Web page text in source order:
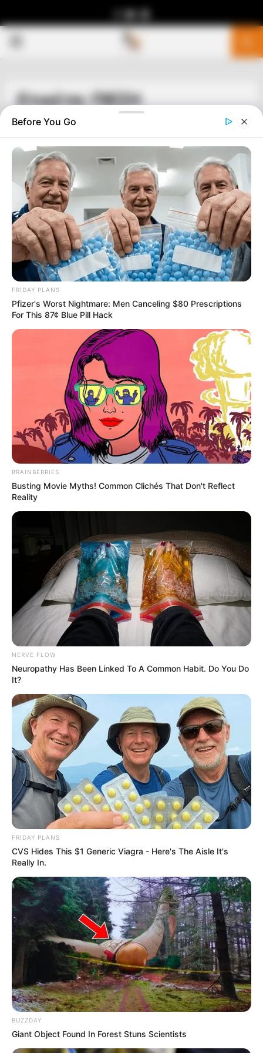
Ετικέτα: ΠΙΕΣΗ
ΑΠΟΨΕΙΣ ΙΣΤΟΡΙΑ
MΗ ΠΙΕΖΕΤΕ ΜΙΑ ΕΛΛΑΔΑ ΠΟΥ ΗΔΗ ΕΧΕΙ
ΠΙΕΣΤΕΙ ΠΟΛΥ.
MΗ ΠΙΕΖΕΤΕ ΜΙΑ ΕΛΛΑΔΑ ΠΟΥ ΗΔΗ ΕΧΕΙ ΠΙΕΣΤΕΙ ΠΟΛΥ. ΜΗΝ
ΠΡΟΣΠΑΘΕΙΤΕ ΝΑ ΛΑΒΩΣΕΤΕ ΤΟΥΣ ΑΕΤΟΥΣ, ΑΥΤΟ ΕΙΝΑΙ
ΑΝΕΦΙΚΤΟ. ΜΑΣ ΜΙΛΟΥΝ ΟΙ ΠΕΤΡΕΣ ΠΟΥ ΗΤΑΝ ΝΑΟΙ...
ΔΙΕΘΝΗ
Δεν βιώνουμε όλοι οι άνθρωποι την ίδια
πραγματικότητα
Δεν βιώνουμε όλοι οι άνθρωποι την ίδια πραγματικότητα…
Δεν βαδίζουμε όλοι στο ίδιο μονοπάτι… Δεν βρισκόμαστε
στο ίδιο συχνοτικό πεδίο.. Οι παράμετροι που επηρεάζουν
τις...
ΑΠΟΨΕΙΣ
Όσα δεινά και αν αντιμετωπίζουμε τώρα,
πρέπει να καταλάβεις πως Δεν είσαι εσύ
ο στόχος αλλά οι σκοτεινές δυνάμεις..
Η πίεση που έχει πέσει επάνω στους ανθρώπους είναι πολύ
ισχυρή στις μέρες μας.. Όμως εσύ που διαβάζεις τώρα και
νοιώθεις στο πετσί σου και...
Before You Go
FRIDAY PLANS
Pfizer's Worst Nightmare: Men Canceling $80 Prescriptions
For This 87¢ Blue Pill Hack
BRAINBERRIES
Busting Movie Myths! Common Clichés That Don't Reflect
Reality
NERVE FLOW
Neuropathy Has Been Linked To A Common Habit. Do You Do
It?
FRIDAY PLANS
CVS Hides This $1 Generic Viagra - Here's The Aisle It's
Really In.
BUZZDAY
Giant Object Found In Forest Stuns Scientists